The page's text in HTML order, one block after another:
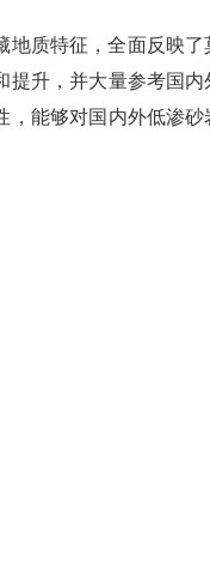
地质特征，全面反映了
提升，并大量参考国内
，能够对国内外低渗砂